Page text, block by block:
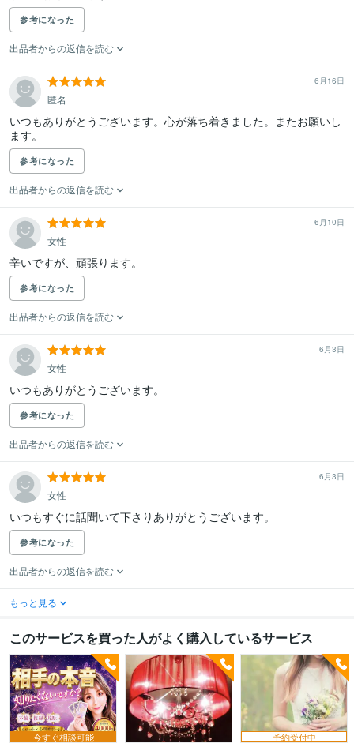
参考になった
出品者からの返信を読む
6月16日
匿名
いつもありがとうございます。心が落ち着きました。またお願いし
ます。
参考になった
出品者からの返信を読む
6月10日
女性
辛いですが、頑張ります。
参考になった
出品者からの返信を読む
6月3日
女性
いつもありがとうございます。
参考になった
出品者からの返信を読む
6月3日
女性
いつもすぐに話聞いて下さりありがとうございます。
参考になった
出品者からの返信を読む
もっと見る
このサービスを買った人がよく購入しているサービス
今すぐ相談可能
予約受付中